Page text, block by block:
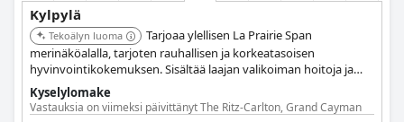
Kylpylä
Tekoälyn luoma
Tarjoaa ylellisen La Prairie Span
merinäköalalla, tarjoten rauhallisen ja korkeatasoisen
hyvinvointikokemuksen. Sisältää laajan valikoiman hoitoja ja
terapioita, jotka on suunniteltu nuorentamiseen ja
rentoutumiseen.
Kyselylomake
Vastauksia on viimeksi päivittänyt The Ritz-Carlton, Grand Cayman